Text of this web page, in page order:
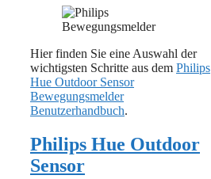
Hier finden Sie eine Auswahl der
wichtigsten Schritte aus dem Philips
Hue Outdoor Sensor
Bewegungsmelder
Benutzerhandbuch.
Philips Hue Outdoor
Sensor